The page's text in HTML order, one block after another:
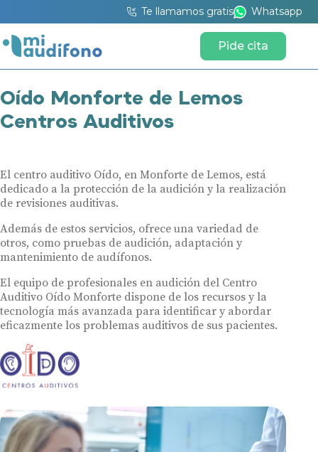
Te llamamos gratis Whatsapp
Pide cita
Oído Monforte de Lemos
Centros Auditivos
El centro auditivo Oído, en Monforte de Lemos, está
dedicado a la protección de la audición y la realización
de revisiones auditivas.
Además de estos servicios, ofrece una variedad de
otros, como pruebas de audición, adaptación y
mantenimiento de audífonos.
El equipo de profesionales en audición del Centro
Auditivo Oído Monforte dispone de los recursos y la
tecnología más avanzada para identificar y abordar
eficazmente los problemas auditivos de sus pacientes.